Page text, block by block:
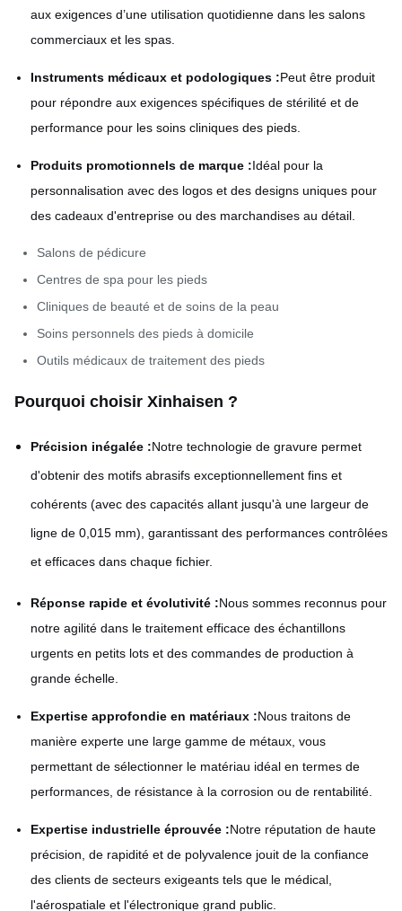
aux exigences d’une utilisation quotidienne dans les salons
commerciaux et les spas.
Instruments médicaux et podologiques :Peut être produit
pour répondre aux exigences spécifiques de stérilité et de
performance pour les soins cliniques des pieds.
Produits promotionnels de marque :Idéal pour la
personnalisation avec des logos et des designs uniques pour
des cadeaux d'entreprise ou des marchandises au détail.
Salons de pédicure
Centres de spa pour les pieds
Cliniques de beauté et de soins de la peau
Soins personnels des pieds à domicile
Outils médicaux de traitement des pieds
Pourquoi choisir Xinhaisen ?
Précision inégalée :Notre technologie de gravure permet
d'obtenir des motifs abrasifs exceptionnellement fins et
cohérents (avec des capacités allant jusqu'à une largeur de
ligne de 0,015 mm), garantissant des performances contrôlées
et efficaces dans chaque fichier.
Réponse rapide et évolutivité :Nous sommes reconnus pour
notre agilité dans le traitement efficace des échantillons
urgents en petits lots et des commandes de production à
grande échelle.
Expertise approfondie en matériaux :Nous traitons de
manière experte une large gamme de métaux, vous
permettant de sélectionner le matériau idéal en termes de
performances, de résistance à la corrosion ou de rentabilité.
Expertise industrielle éprouvée :Notre réputation de haute
précision, de rapidité et de polyvalence jouit de la confiance
des clients de secteurs exigeants tels que le médical,
l'aérospatiale et l'électronique grand public.